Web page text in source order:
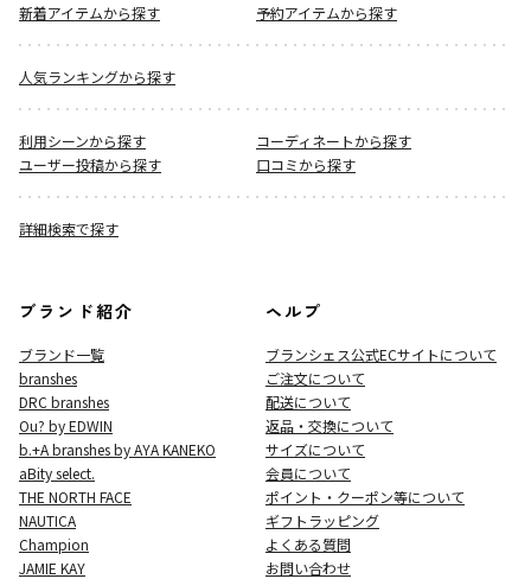
新着アイテムから探す
予約アイテムから探す
人気ランキングから探す
利用シーンから探す
コーディネートから探す
ユーザー投稿から探す
口コミから探す
詳細検索で探す
ブランド紹介
ブランド一覧
branshes
DRC branshes
Ou? by EDWIN
b.+A branshes by AYA KANEKO
aBity select.
THE NORTH FACE
NAUTICA
Champion
JAMIE KAY
ヘルプ
ブランシェス公式ECサイトについて
ご注文について
配送について
返品・交換について
サイズについて
会員について
ポイント・クーポン等について
ギフトラッピング
よくある質問
お問い合わせ